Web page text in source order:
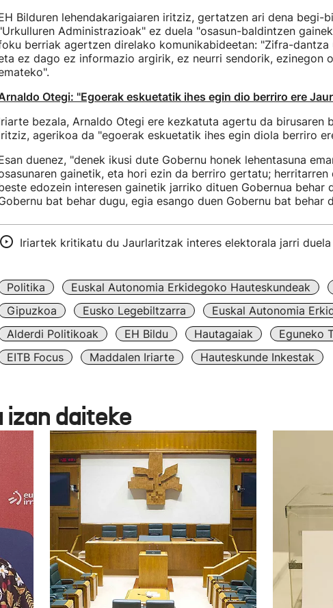
Bilduren lehendakarigaiaren iritziz, gertatzen ari dena begi-
Administrazioak" ez duela "osasun-baldintzen
berriak agertzen direlako komunikabideetan: "Zifra-dantza
ez dago ez informazio argirik, ez neurri sendorik, ezinegon
Otegi: "Egoerak eskuetatik ihes egin dio berriro ere
bezala, Arnaldo Otegi ere kezkatuta agertu da birusaren
agerikoa da "egoerak eskuetatik ihes egin diola berriro
duenez, "denek ikusi dute Gobernu honek lehentasuna
gainetik, eta hori ezin da berriro gertatu; herritarren
edozein interesen gainetik jarriko dituen Gobernua behar
bat behar dugu, egia esango duen Gobernu bat behar
Iriartek kritikatu du Jaurlaritzak interes elektorala jarri
Politika Euskal Autonomia Erkidegoko Hauteskundeak
Gipuzkoa
Eusko Legebiltzarra
Euskal Autonomia
Alderdi Politikoak
EH Bildu Hautagaiak
Eguneko
EITB Focus
Maddalen Iriarte Hauteskunde Inkestak
daiteke